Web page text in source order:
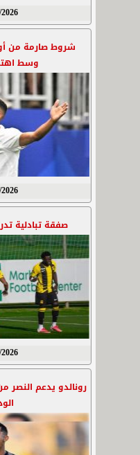
04/08/
شروط صارمة من
وسط
03/08/
صفقة تبادلية
03/08/
رونالدو يدعم النصر